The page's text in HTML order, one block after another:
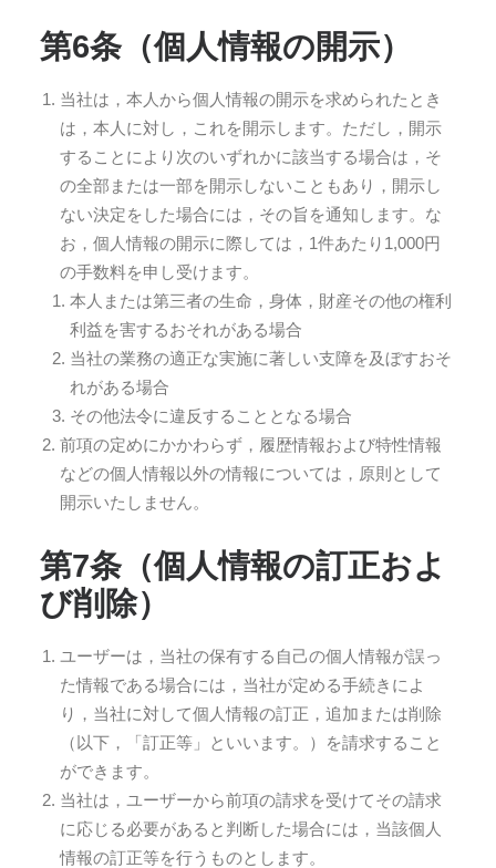
第6条（個人情報の開示）
当社は，本人から個人情報の開示を求められたとき
は，本人に対し，これを開示します。ただし，開示
することにより次のいずれかに該当する場合は，そ
の全部または一部を開示しないこともあり，開示し
ない決定をした場合には，その旨を通知します。な
お，個人情報の開示に際しては，1件あたり1,000円
の手数料を申し受けます。
本人または第三者の生命，身体，財産その他の権利
利益を害するおそれがある場合
当社の業務の適正な実施に著しい支障を及ぼすおそ
れがある場合
その他法令に違反することとなる場合
前項の定めにかかわらず，履歴情報および特性情報
などの個人情報以外の情報については，原則として
開示いたしません。
第7条（個人情報の訂正およ
び削除）
ユーザーは，当社の保有する自己の個人情報が誤っ
た情報である場合には，当社が定める手続きによ
り，当社に対して個人情報の訂正，追加または削除
（以下，「訂正等」といいます。）を請求すること
ができます。
当社は，ユーザーから前項の請求を受けてその請求
に応じる必要があると判断した場合には，当該個人
情報の訂正等を行うものとします。